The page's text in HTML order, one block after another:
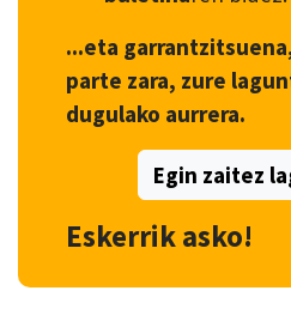
...eta garrantzitsuena,
parte zara, zure
dugulako aurrera.
Egin zaitez
Eskerrik asko!